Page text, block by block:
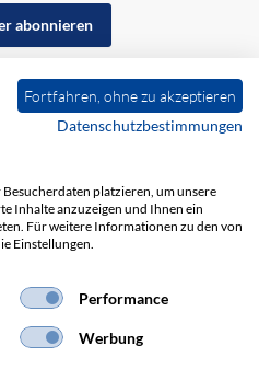
abonnieren
Fortfahren, ohne zu akzeptieren
Datenschutzbestimmungen
platzieren, um unsere
Inhalte anzuzeigen und Ihnen ein
Für weitere Informationen zu den von
Einstellungen.
Performance
Werbung